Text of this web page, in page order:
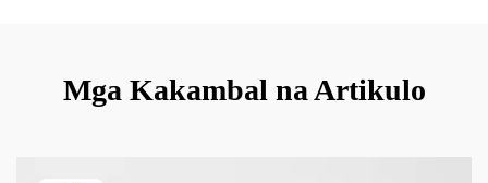
Mga Kakambal na Artikulo